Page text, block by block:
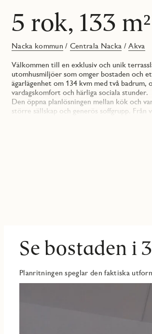
5 rok, 133 m²
Nacka kommun / Centrala Nacka /Akva
Välkommen till en exklusiv och unik
utomhusmiljöer som omger bostaden och
ägarlägenhet om 134 kvm med två
vardagskomfort och härliga sociala stunder.
Den öppna planlösningen mellan kök och
större sällskap och generös soffgrupp. Från
Inredningen följer JM Originals tidlösa och
av kvalitet. Här finns plats för familjen,
Se bostaden i
Planritningen speglar den faktiska